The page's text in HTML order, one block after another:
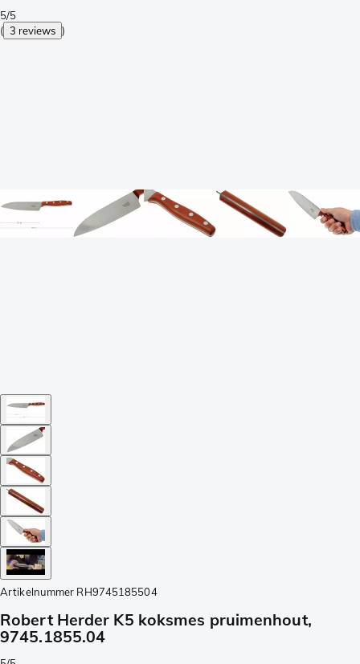
5/5
( 3 reviews )
Artikelnummer RH9745185504
Robert Herder K5 koksmes pruimenhout,
9745.1855.04